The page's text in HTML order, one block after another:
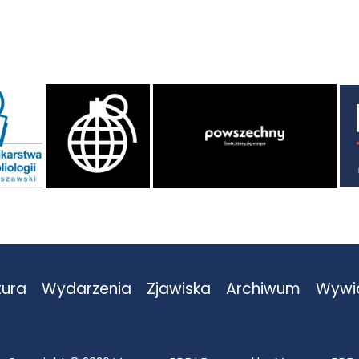
Wydarzenia Zjawiska Archiwum